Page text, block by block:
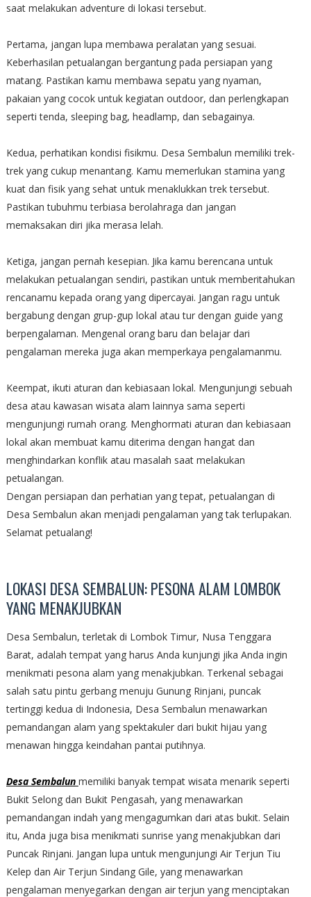
saat melakukan adventure di lokasi tersebut.
Pertama, jangan lupa membawa peralatan yang sesuai.
Keberhasilan petualangan bergantung pada persiapan yang
matang. Pastikan kamu membawa sepatu yang nyaman,
pakaian yang cocok untuk kegiatan outdoor, dan perlengkapan
seperti tenda, sleeping bag, headlamp, dan sebagainya.
Kedua, perhatikan kondisi fisikmu. Desa Sembalun memiliki trek-
trek yang cukup menantang. Kamu memerlukan stamina yang
kuat dan fisik yang sehat untuk menaklukkan trek tersebut.
Pastikan tubuhmu terbiasa berolahraga dan jangan
memaksakan diri jika merasa lelah.
Ketiga, jangan pernah kesepian. Jika kamu berencana untuk
melakukan petualangan sendiri, pastikan untuk memberitahukan
rencanamu kepada orang yang dipercayai. Jangan ragu untuk
bergabung dengan grup-gup lokal atau tur dengan guide yang
berpengalaman. Mengenal orang baru dan belajar dari
pengalaman mereka juga akan memperkaya pengalamanmu.
Keempat, ikuti aturan dan kebiasaan lokal. Mengunjungi sebuah
desa atau kawasan wisata alam lainnya sama seperti
mengunjungi rumah orang. Menghormati aturan dan kebiasaan
lokal akan membuat kamu diterima dengan hangat dan
menghindarkan konflik atau masalah saat melakukan
petualangan.
Dengan persiapan dan perhatian yang tepat, petualangan di
Desa Sembalun akan menjadi pengalaman yang tak terlupakan.
Selamat petualang!
LOKASI DESA SEMBALUN: PESONA ALAM LOMBOK
YANG MENAKJUBKAN
Desa Sembalun, terletak di Lombok Timur, Nusa Tenggara
Barat, adalah tempat yang harus Anda kunjungi jika Anda ingin
menikmati pesona alam yang menakjubkan. Terkenal sebagai
salah satu pintu gerbang menuju Gunung Rinjani, puncak
tertinggi kedua di Indonesia, Desa Sembalun menawarkan
pemandangan alam yang spektakuler dari bukit hijau yang
menawan hingga keindahan pantai putihnya.
Desa Sembalun memiliki banyak tempat wisata menarik seperti
Bukit Selong dan Bukit Pengasah, yang menawarkan
pemandangan indah yang mengagumkan dari atas bukit. Selain
itu, Anda juga bisa menikmati sunrise yang menakjubkan dari
Puncak Rinjani. Jangan lupa untuk mengunjungi Air Terjun Tiu
Kelep dan Air Terjun Sindang Gile, yang menawarkan
pengalaman menyegarkan dengan air terjun yang menciptakan